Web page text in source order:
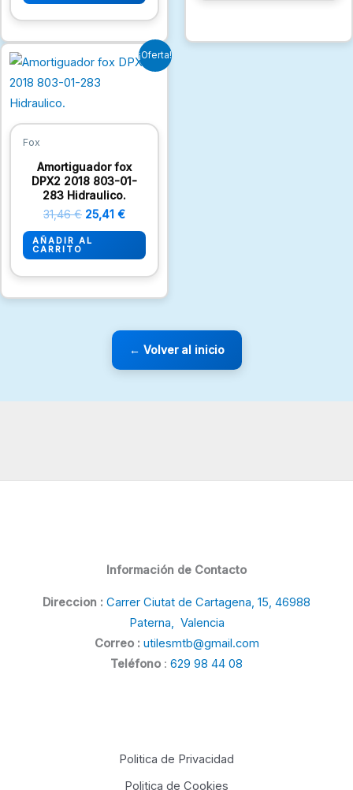
¡Oferta!
Fox
Amortiguador fox
DPX2 2018 803-01-
283 Hidraulico.
31,46€
precio
original
25,41 €
precio
AÑADIR AL
CARRITO
← Volver al inicio
Información de Contacto
Direccion : Carrer Ciutat de Cartagena, 15, 46988
Paterna, Valencia
Correo : utilesmtb@gmail.com
Teléfono : 629 98 44 08
Politica de Privacidad
Politica de Cookies